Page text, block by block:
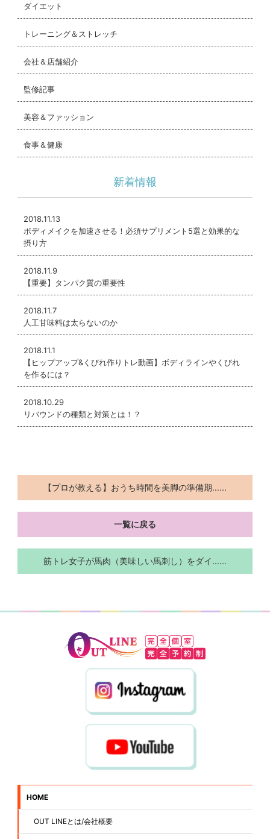
ダイエット
トレーニング＆ストレッチ
会社＆店舗紹介
監修記事
美容＆ファッション
食事＆健康
新着情報
2018.11.13
ボディメイクを加速させる！必須サプリメント5選と効果的な
摂り方
2018.11.9
【重要】タンパク質の重要性
2018.11.7
人工甘味料は太らないのか
2018.11.1
【ヒップアップ&くびれ作りトレ動画】ボディラインやくびれ
を作るには？
2018.10.29
リバウンドの種類と対策とは！？
【プロが教える】おうち時間を美脚の準備期......
一覧に戻る
筋トレ女子が馬肉（美味しい馬刺し）をダイ......
HOME
OUT LINEとは/会社概要